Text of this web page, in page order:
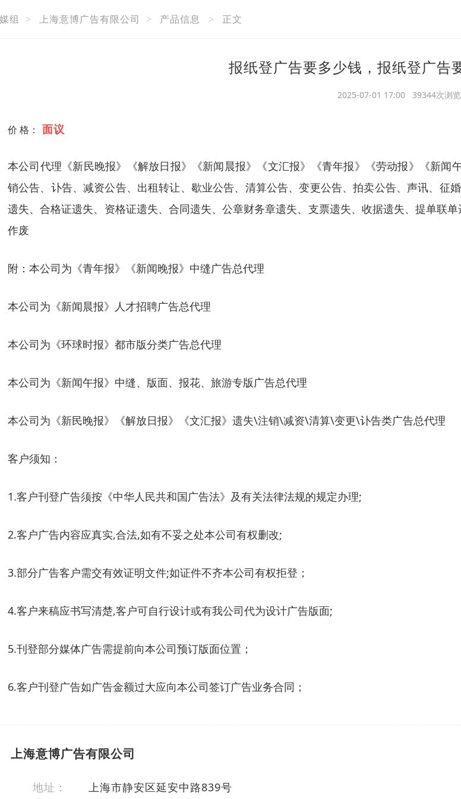
组 > 上海意博广告有限公司 > 产品信息 > 正文
报纸登广告要多少钱，报纸登广告
2025-07-01 17:00 39344次浏览
价 格： 面议
本公司代理《新民晚报》《解放日报》《新闻晨报》《文汇报》《青年报》《劳动报》《新
销公告、讣告、减资公告、出租转让、歇业公告、清算公告、变更公告、拍卖公告、声讯、征
遗失、合格证遗失、资格证遗失、合同遗失、公章财务章遗失、支票遗失、收据遗失、提单联
作废
附：本公司为《青年报》《新闻晚报》中缝广告总代理
本公司为《新闻晨报》人才招聘广告总代理
本公司为《环球时报》都市版分类广告总代理
本公司为《新闻午报》中缝、版面、报花、旅游专版广告总代理
本公司为《新民晚报》《解放日报》《文汇报》遗失\注销\减资\清算\变更\讣告类广告总代理
客户须知：
1.客户刊登广告须按《中华人民共和国广告法》及有关法律法规的规定办理;
2.客户广告内容应真实,合法,如有不妥之处本公司有权删改;
3.部分广告客户需交有效证明文件;如证件不齐本公司有权拒登；
4.客户来稿应书写清楚,客户可自行设计或有我公司代为设计广告版面;
5.刊登部分媒体广告需提前向本公司预订版面位置；
6.客户刊登广告如广告金额过大应向本公司签订广告业务合同；
上海意博广告有限公司
地址： 上海市静安区延安中路839号